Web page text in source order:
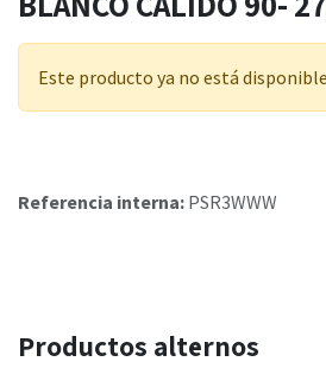
Este producto ya no está
Referencia interna: PSR3WWW
Productos alternos